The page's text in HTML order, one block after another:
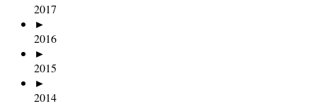
2017
►
2016
►
2015
►
2014